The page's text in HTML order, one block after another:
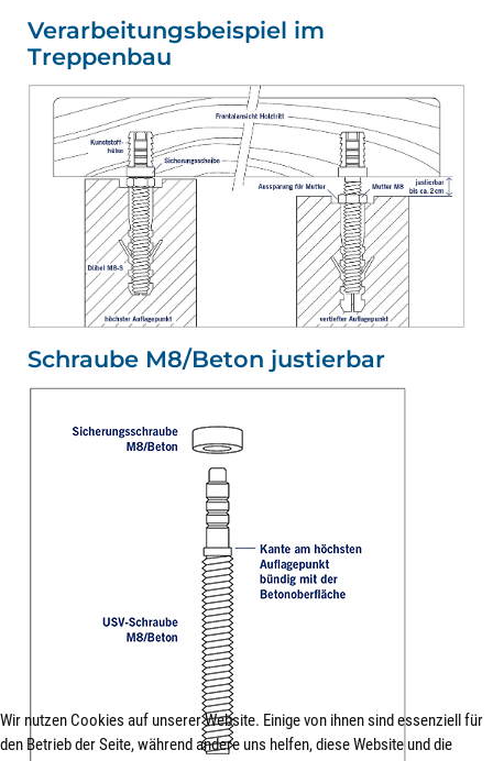
Verarbeitungsbeispiel im
Treppenbau
Schraube M8/Beton justierbar
Wir nutzen Cookies auf unserer Website. Einige von ihnen sind essenziell für
den Betrieb der Seite, während andere uns helfen, diese Website und die